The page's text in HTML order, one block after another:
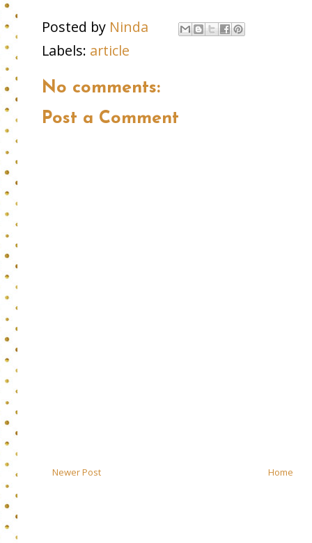
Posted by Ninda
Labels: article
No comments:
Post a Comment
Newer Post Home